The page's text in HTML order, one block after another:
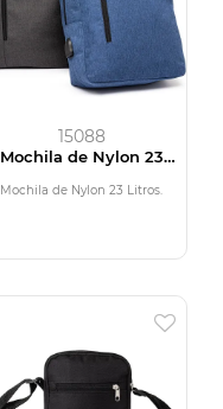
15088
Mochila de Nylon 23
Mochila de Nylon 23 Litros.